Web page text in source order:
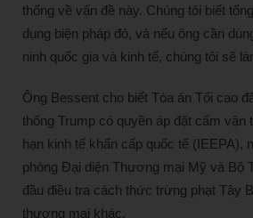
thống về vấn đề này. Chúng tôi biết
dụng biện pháp đó, và nếu ông cần
ninh quốc gia và kinh tế, chúng tôi sẽ
Ông Bessent cho biết Tòa án Tối cao
thống Trump có quyền áp đặt cấm vận
hạn kinh tế khẩn cấp quốc tế (IEEPA),
phòng Đại diện Thương mại Mỹ và Bộ
đầu điều tra cách thức trừng phạt Tây
thương mại khác.